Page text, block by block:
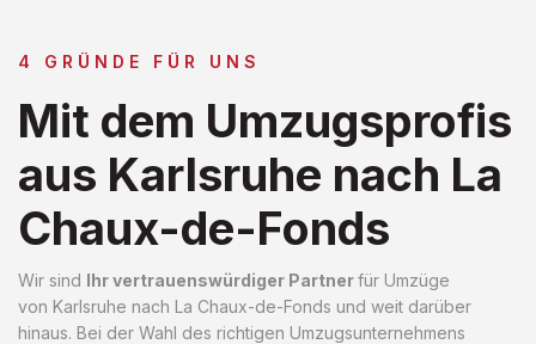
4 GRÜNDE FÜR UNS
Mit dem Umzugsprofis
aus Karlsruhe nach La
Chaux-de-Fonds
Wir sind Ihr vertrauenswürdiger Partnerfür Umzüge
von Karlsruhe nach La Chaux-de-Fonds und weit darüber
hinaus. Bei der Wahl des richtigen Umzugsunternehmens